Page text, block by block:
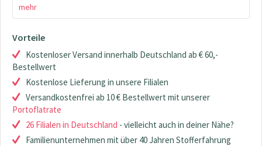
mehr
Vorteile
Kostenloser Versand innerhalb Deutschland ab € 60,-
Bestellwert
Kostenlose Lieferung in unsere Filialen
Versandkostenfrei ab 10 € Bestellwert mit unserer
Portoflatrate
26 Filialen in Deutschland - vielleicht auch in deiner Nähe?
Familienunternehmen mit über 40 Jahren Stofferfahrung